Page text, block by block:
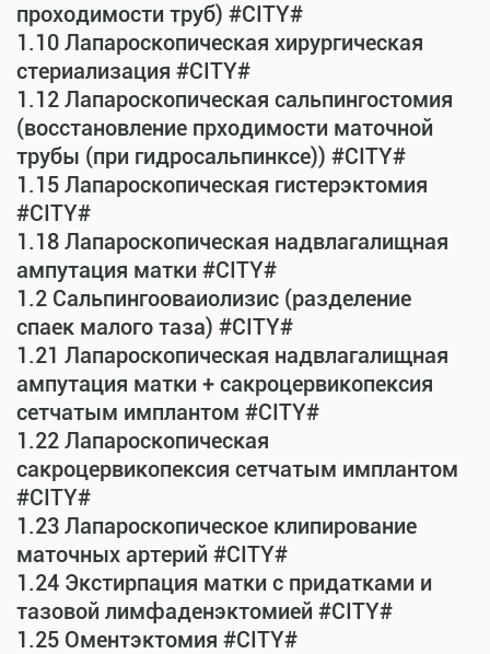
проходимости труб) #CITY#
1.10 Лапароскопическая хирургическая
стериализация #CITY#
1.12 Лапароскопическая сальпингостомия
(восстановление прходимости маточной
трубы (при гидросальпинксе)) #CITY#
1.15 Лапароскопическая гистерэктомия
#CITY#
1.18 Лапароскопическая надвлагалищная
ампутация матки #CITY#
1.2 Сальпингооваиолизис (разделение
спаек малого таза) #CITY#
1.21 Лапароскопическая надвлагалищная
ампутация матки + сакроцервикопексия
сетчатым имплантом #CITY#
1.22 Лапароскопическая
сакроцервикопексия сетчатым имплантом
#CITY#
1.23 Лапароскопическое клипирование
маточных артерий #CITY#
1.24 Экстирпация матки с придатками и
тазовой лимфаденэктомией #CITY#
1.25 Оментэктомия #CITY#